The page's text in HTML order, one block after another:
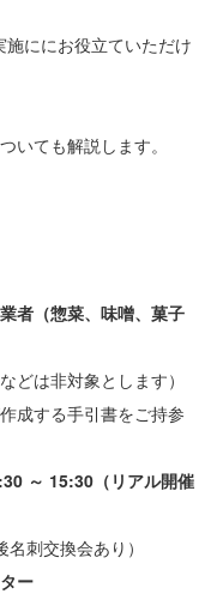
ににお役立ていただけ
いても解説します。
者（惣菜、味噌、菓子
非対象とします）
する手引書をご持参
～ 15:30（リアル開催
換会あり）
ー